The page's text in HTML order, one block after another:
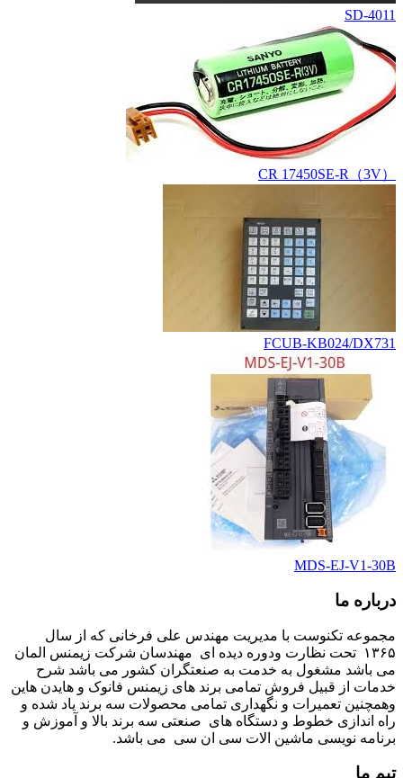
SD-4011
CR 17450SE-R（3V）
FCUB-KB024/DX731
MDS-EJ-V1-30B
درباره ما
مجموعه تکنوست با مدیریت مهندس علی فرخانی که از سال
۱۳۶۵ تحت نظارت ودوره دیده ای مهندسان شرکت زیمنس المان
می باشد مشغول به خدمت به صنعتگران کشور می باشد شرح
خدمات از قبیل فروش تمامی برند های زیمنس فانوک و هایدن هاین
وهمچنین تعمیرات و نگهداری تمامی محصولات سه برند یاد شده و
راه اندازی خطوط و دستگاه های صنعتی سه برند بالا و آموزش و
برنامه نویسی ماشین الات سی ان سی می باشد.
تیم ما